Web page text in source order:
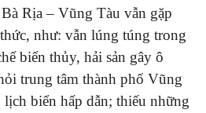
Rịa – Vũng Tàu vẫn gặp
như: vẫn lúng túng trong
biến thủy, hải sản gây ô
trung tâm thành phố Vũng
biển hấp dẫn; thiếu những